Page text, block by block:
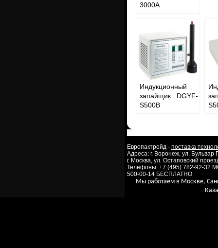
3000A
Индукционный
запайщик DGYF-
S500B
Европактрейд - поставка
Адреса: г. Воронеж, ул.
г. Москва, ул. Остаповский
Телефоны: +7 (495) 782-92-32
500-00-14 БЕСПЛАТНО
Мы работаем в Москве,